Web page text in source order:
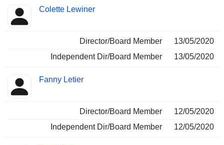
Colette Lewiner
Director/Board Member
13/05/2020
Independent Dir/Board Member
13/05/2020
Fanny Letier
Director/Board Member
12/05/2020
Independent Dir/Board Member
12/05/2020